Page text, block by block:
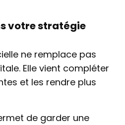
votre stratégie
ne remplace pas
Elle vient compléter
et les rendre plus
de garder une